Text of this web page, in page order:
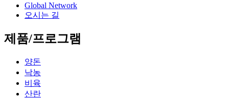
Global Network
오시는 길
제품/프로그램
양돈
낙농
비육
산란